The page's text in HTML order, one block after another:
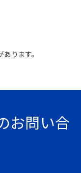
ります。
お問い合